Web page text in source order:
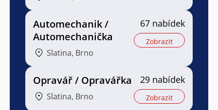
Automechanik /
Automechanička
Slatina, Brno
67 nabídek
Zobrazit
Opravář / Opravářka
Slatina, Brno
29 nabídek
Zobrazit